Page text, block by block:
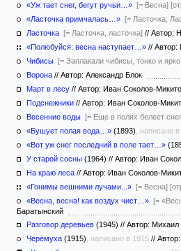
«Уж тает снег, бегут ручьи…» [= Весна]
«Ласточка примчалась…» [= Ласточка;
Ласточка [= Ласточка, ласточка] // Автор:
«Полюбуйся: весна наступает…» // Автор:
Чибисы [= Заплакали чибисы, тонко и
Ворона // Автор: Александр Блок
Март в лесу // Автор: Иван Соколов-
Подснежники // Автор: Иван Соколов-
Весенние воды [= Еще в полях белеет
«Бушует полая вода…» (1893) , написано
«Вот уж снег последний в поле тает…»
У старой сосны (1964) // Автор: Иван
На краю леса // Автор: Иван Соколов-
«Гонимы вешними лучами...» [= Весна]
«Весна, весна! как воздух чист…» [=
Баратынский
Разговор деревьев (1945) // Автор:
Черёмуха (1915) , написано в 1915 //